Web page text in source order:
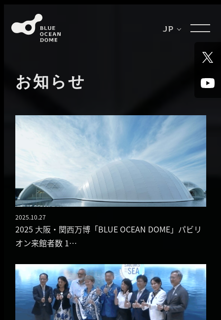
JP
お知らせ
2025 ⼤阪・関⻄万博「BLUE OCEAN DOME」パビリ
オン来館者数 1…
投稿日
2025.10.27